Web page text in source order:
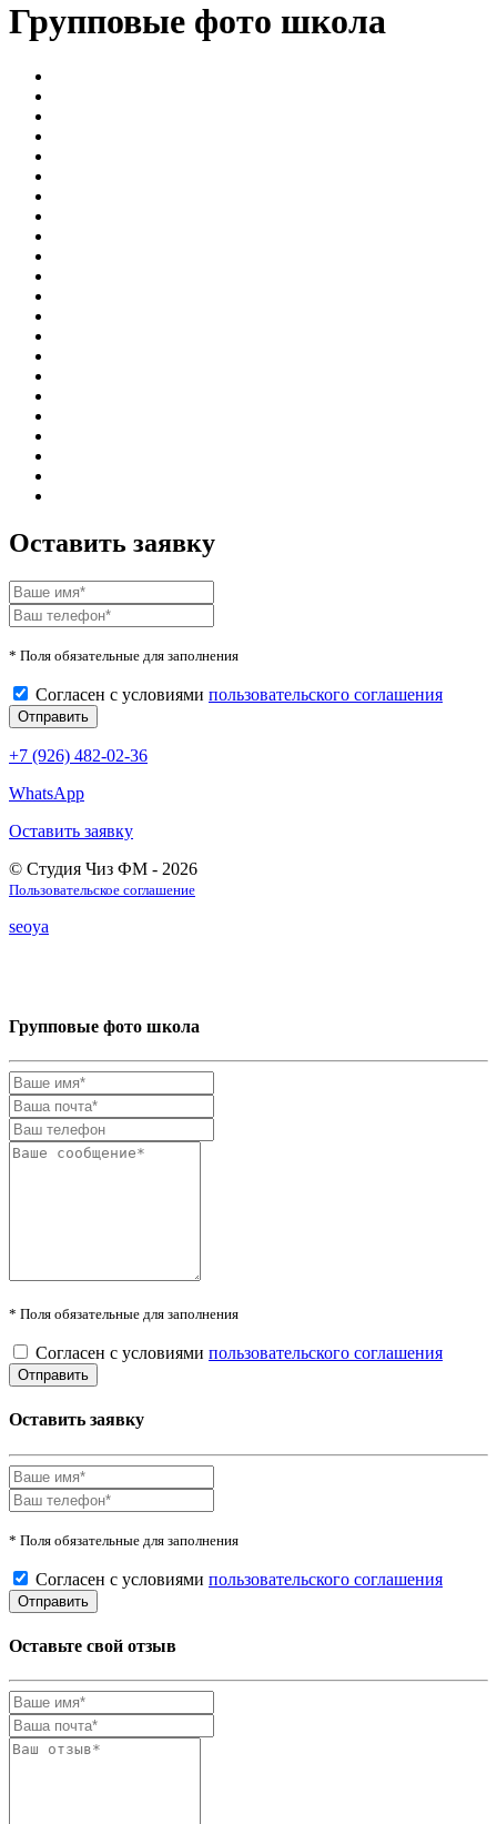
Групповые фото школа
Оставить заявку
* Поля обязательные для заполнения
Согласен с условиями пользовательского соглашения
+7 (926) 482-02-36
WhatsApp
Оставить заявку
© Студия Чиз ФМ - 2026
Пользовательское соглашение
seoya
Групповые фото школа
* Поля обязательные для заполнения
Согласен с условиями пользовательского соглашения
Оставить заявку
* Поля обязательные для заполнения
Согласен с условиями пользовательского соглашения
Оставьте свой отзыв